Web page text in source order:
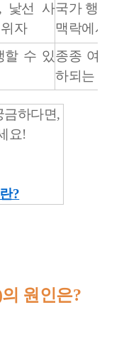
낯선 사
자
국가 행위
맥락에서
할 수 있종종 여성
하되는 상
금하다면,
요!
?
원인은?